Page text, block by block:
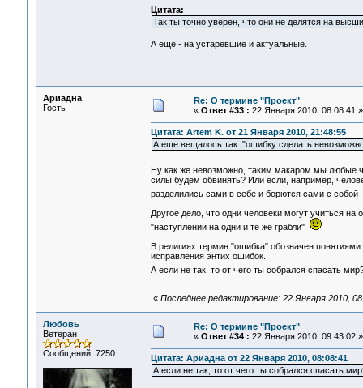
Цитата:
Так ты точно уверен, что они не делятся на
А еще - на устаревшие и актуальные.
Ариадна
Гость
Re: О термине "Проект"
« Ответ #33 : 22 Января 2010, 08:08:41 »
Цитата: Artem K. от 21 Января 2010, 21:48:55
А еще вещалось так: "ошибку сделать
Ну как же невозможно, таким макаром мы любые
силы будем обвинять? Или если, например,
разделились сами в себе и борются сами с собой
Другое дело, что одни человеки могут учиться
"наступлении на одни и те же грабли"
В религиях термин "ошибка" обозначен
исправления энтих ошибок.
А если не так, то от чего ты собрался спасать
« Последнее редактирование: 22 Января 2010,
Любовь
Ветеран
Сообщений: 7250
Re: О термине "Проект"
« Ответ #34 : 22 Января 2010, 09:43:02 »
Цитата: Ариадна от 22 Января 2010, 08:08:41
А если не так, то от чего ты собрался спасать